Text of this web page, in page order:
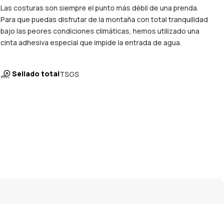
Las costuras son siempre el punto más débil de una prenda.
Para que puedas disfrutar de la montaña con total tranquilidad
bajo las peores condiciones climáticas, hemos utilizado una
cinta adhesiva especial que impide la entrada de agua.
Sellado totalTSGS